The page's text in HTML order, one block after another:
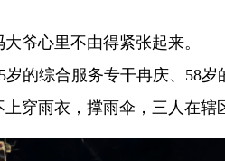
爷心里不由得紧张起来。
的综合服务专干冉庆、58
穿雨衣，撑雨伞，三人在辖